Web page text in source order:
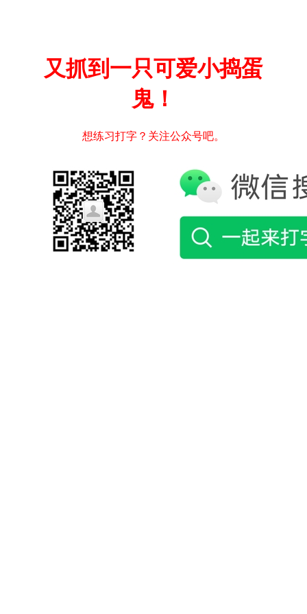
又抓到一只可爱小捣蛋
鬼！
想练习打字？关注公众号吧。